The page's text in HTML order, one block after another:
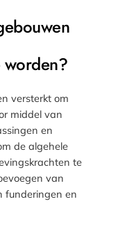
worden?
versterkt om
middel van
en
de algehele
te
van
funderingen en